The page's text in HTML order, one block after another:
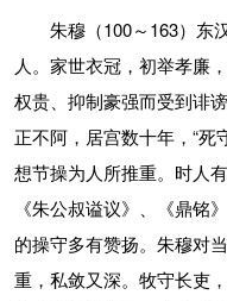
朱穆（100～163）东
人。家世衣冠，初举孝廉
权贵、抑制豪强而受到诽
正不阿，居宫数十年，“死
想节操为人所推重。时人
《朱公叔谥议》、《鼎铭
的操守多有赞扬。朱穆对
重，私敛又深。牧守长吏